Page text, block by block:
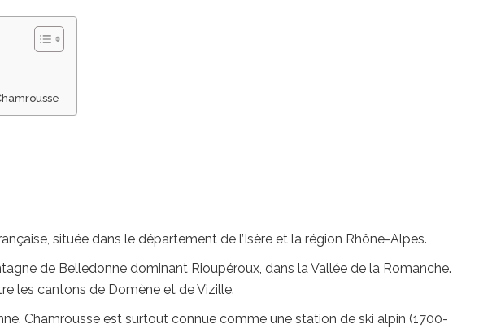
située dans le département de l’Isère et la région Rhône-Alpes.
de Belledonne dominant Rioupéroux, dans la Vallée de la Romanche.
les cantons de Domène et de Vizille.
Chamrousse est surtout connue comme une station de ski alpin (1700-